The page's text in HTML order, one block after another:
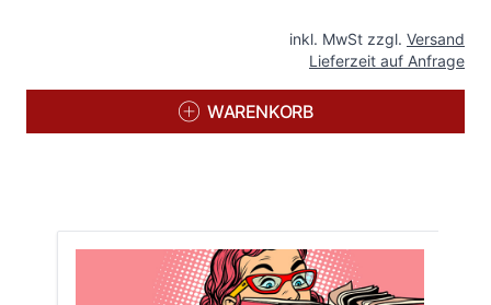
inkl. MwSt zzgl. Versand
Lieferzeit auf Anfrage
WARENKORB